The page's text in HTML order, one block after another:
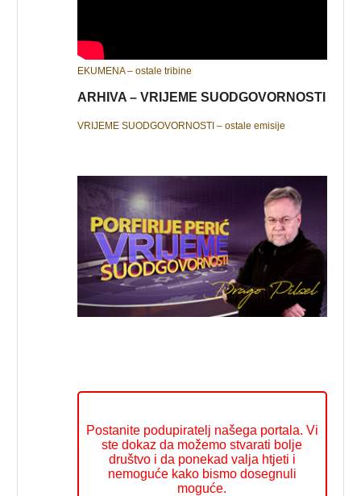
EKUMENA – ostale tribine
ARHIVA – VRIJEME SUODGOVORNOSTI
VRIJEME SUODGOVORNOSTI – ostale emisije
Postanite podupiratelj našega portala. Vi
ste dokaz da možemo stvarati bolje
društvo i da ponekad valja htjeti i
nemoguće kako bismo dosegnuli
moguće.